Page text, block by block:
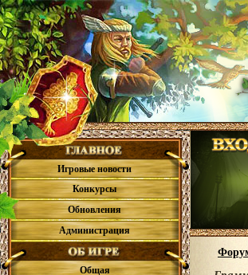
Игровые новости
Конкурсы
Обновления
Администрация
Общая